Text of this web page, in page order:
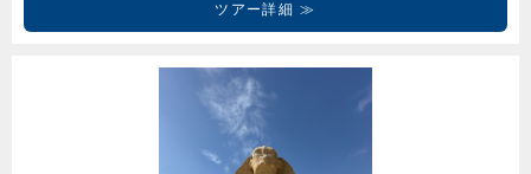
ツアー詳細